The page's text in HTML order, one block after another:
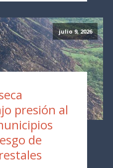
julio 9, 2026
presión al
de